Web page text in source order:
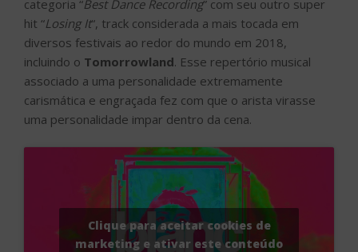
categoria “Best Dance Recording” com seu outro super
hit “Losing It“, track considerada a mais tocada em
diversos festivais ao redor do mundo em 2018,
incluindo o Tomorrowland. Esse repertório musical
associado a uma personalidade extremamente
carismática e engraçada fez com que o arista virasse
uma personalidade impar dentro da cena.
Clique para aceitar cookies de
marketing e ativar este conteúdo